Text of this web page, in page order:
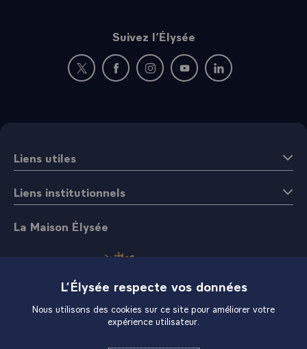
Suivez l’Élysée
Nouvelle fenêtre : rejoignez-nous sur Twitter
Nouvelle fenêtre : rejoignez-nous sur
Nouvelle fenêtre : rejoignez-nous
Nouvelle fenêtre :
Nouvelle fenêtre :
Liens utiles
Liens institutionnels
La Maison Élysée
L’Élysée respecte vos données
Nous utilisons des cookies sur ce site pour améliorer votre
expérience utilisateur.